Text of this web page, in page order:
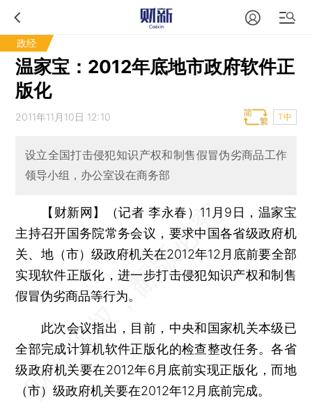
政经
温家宝：2012年底地市政府软件正
版化
2011年11月10日 12:10 T中
设立全国打击侵犯知识产权和制售假冒伪劣商品工作
领导小组，办公室设在商务部
【财新网】（记者 李永春） 11月9日，温家宝
主持召开国务院常务会议，要求中国各省级政府机
关、地（市）级政府机关在2012年12月底前要全部
实现软件正版化，进一步打击侵犯知识产权和制售
假冒伪劣商品等行为。
此次会议指出，目前，中央和国家机关本级已
全部完成计算机软件正版化的检查整改任务。各省
级政府机关要在2012年6月底前实现正版化，而地
（市）级政府机关要在2012年12月底前完成。